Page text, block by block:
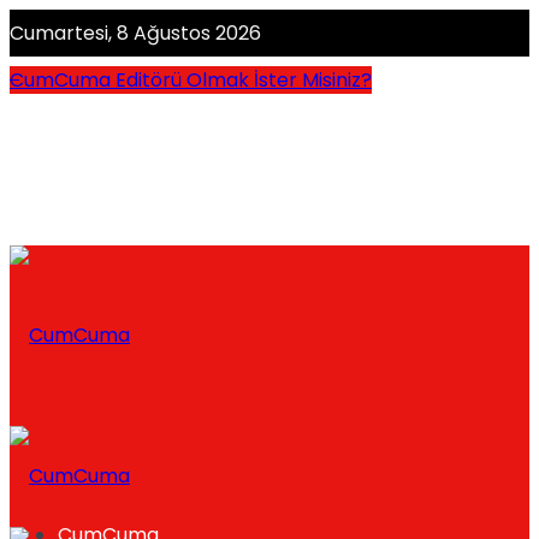
Cumartesi, 8 Ağustos 2026
CumCuma Editörü Olmak İster Misiniz?